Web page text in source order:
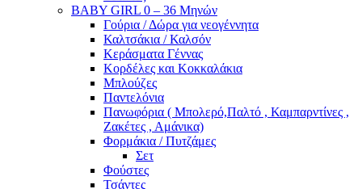
BABY GIRL 0 – 36 Μηνών
Γούρια / Δώρα για νεογέννητα
Καλτσάκια / Καλσόν
Κεράσματα Γέννας
Κορδέλες και Κοκκαλάκια
Μπλούζες
Παντελόνια
Πανωφόρια ( Μπολερό,Παλτό , Καμπαρντίνες ,
Ζακέτες , Αμάνικα)
Φορμάκια / Πυτζάμες
Σετ
Φούστες
Τσάντες